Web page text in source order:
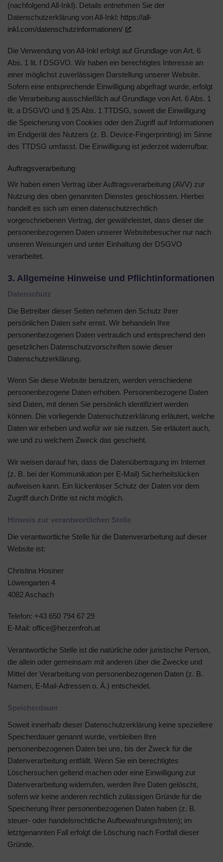
(nachfolgend All-Inkl). Details entnehmen Sie der
Datenschutzerklärung von All-Inkl: https://all-
inkl.com/datenschutzinformationen/
.
Die Verwendung von All-Inkl erfolgt auf Grundlage von Art. 6
Abs. 1 lit. f DSGVO. Wir haben ein berechtigtes Interesse an
einer möglichst zuverlässigen Darstellung unserer Website.
Sofern eine entsprechende Einwilligung abgefragt wurde, erfolgt
die Verarbeitung ausschließlich auf Grundlage von Art. 6 Abs. 1
lit. a DSGVO und § 25 Abs. 1 TTDSG, soweit die Einwilligung
die Speicherung von Cookies oder den Zugriff auf Informationen
im Endgerät des Nutzers (z. B. Device-Fingerprinting) im Sinne
des TTDSG umfasst. Die Einwilligung ist jederzeit widerrufbar.
Auftragsverarbeitung
Wir haben einen Vertrag über Auftragsverarbeitung (AVV) zur
Nutzung des oben genannten Dienstes geschlossen. Hierbei
handelt es sich um einen datenschutzrechtlich
vorgeschriebenen Vertrag, der gewährleistet, dass dieser die
personenbezogenen Daten unserer Websitebesucher nur nach
unseren Weisungen und unter Einhaltung der DSGVO
verarbeitet.
3. Allgemeine Hinweise und Pflicht­informationen
Datenschutz
Die Betreiber dieser Seiten nehmen den Schutz Ihrer
persönlichen Daten sehr ernst. Wir behandeln Ihre
personenbezogenen Daten vertraulich und entsprechend den
gesetzlichen Datenschutzvorschriften sowie dieser
Datenschutzerklärung.
Wenn Sie diese Website benutzen, werden verschiedene
personenbezogene Daten erhoben. Personenbezogene Daten
sind Daten, mit denen Sie persönlich identifiziert werden
können. Die vorliegende Datenschutzerklärung erläutert, welche
Daten wir erheben und wofür wir sie nutzen. Sie erläutert auch,
wie und zu welchem Zweck das geschieht.
Wir weisen darauf hin, dass die Datenübertragung im Internet
(z. B. bei der Kommunikation per E-Mail) Sicherheitslücken
aufweisen kann. Ein lückenloser Schutz der Daten vor dem
Zugriff durch Dritte ist nicht möglich.
Hinweis zur verantwortlichen Stelle
Die verantwortliche Stelle für die Datenverarbeitung auf dieser
Website ist:
Christina Hosiner
Löwengarten 4
4082 Aschach
Telefon: +43 650 794 67 29
E-Mail: office@herzenfroh.at
Verantwortliche Stelle ist die natürliche oder juristische Person,
die allein oder gemeinsam mit anderen über die Zwecke und
Mittel der Verarbeitung von personenbezogenen Daten (z. B.
Namen, E-Mail-Adressen o. Ä.) entscheidet.
Speicherdauer
Soweit innerhalb dieser Datenschutzerklärung keine speziellere
Speicherdauer genannt wurde, verbleiben Ihre
personenbezogenen Daten bei uns, bis der Zweck für die
Datenverarbeitung entfällt. Wenn Sie ein berechtigtes
Löschersuchen geltend machen oder eine Einwilligung zur
Datenverarbeitung widerrufen, werden Ihre Daten gelöscht,
sofern wir keine anderen rechtlich zulässigen Gründe für die
Speicherung Ihrer personenbezogenen Daten haben (z. B.
steuer- oder handelsrechtliche Aufbewahrungsfristen); im
letztgenannten Fall erfolgt die Löschung nach Fortfall dieser
Gründe.